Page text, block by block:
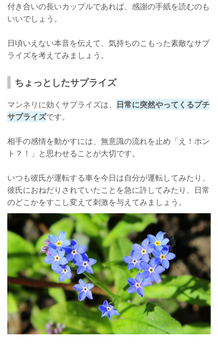
付き合いの長いカップルであれば、感謝の手紙を読むのも
いいでしょう。
日頃いえない本音を伝えて、気持ちのこもった素敵なサプ
ライズを考えてみましょう。
ちょっとしたサプライズ
マンネリに効くサプライズは、 日常に突然やってくるプチ
サプライズです。
相手の感情を動かすには、無意識の流れを止め「え！ホン
ト？！」と思わせることが大切です。
いつも彼氏が運転する車を今日は自分が運転してみたり、
彼氏におねだりされていたことを急に許してみたり、日常
のどこかをすこし変えて刺激を与えてみましょう。